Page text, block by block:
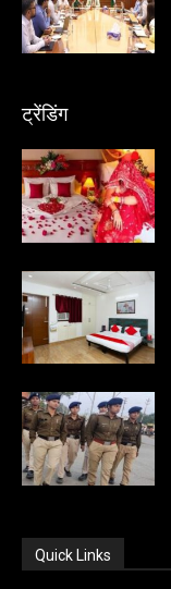
ट्रेंडिंग
Quick Links